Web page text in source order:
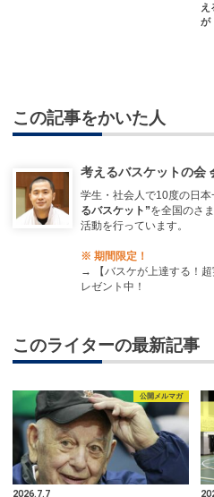
え
が
この記事をかいた人
考えるバスケットの会
学生・社会人で10度の日本
るバスケット”を全国のさ
活動を行っています。
※ 期間限定！
→
【バスケが上達する！
レゼント中！
このライターの最新記事
公開メルマガ
2026.7.7